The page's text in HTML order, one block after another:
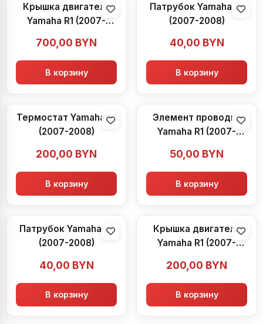
Крышка двигателя
Yamaha R1 (2007-
700,00 BYN
В корзину
Патрубок Yamaha R1
(2007-2008)
40,00 BYN
В корзину
Термостат Yamaha R1
(2007-2008)
200,00 BYN
В корзину
Элемент проводки
Yamaha R1 (2007-
50,00 BYN
В корзину
Патрубок Yamaha R1
(2007-2008)
40,00 BYN
В корзину
Крышка двигателя
Yamaha R1 (2007-
200,00 BYN
В корзину